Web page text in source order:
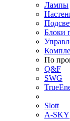
Лампы
Блоки
По
Q&F
SWG
Slott
A-SKY